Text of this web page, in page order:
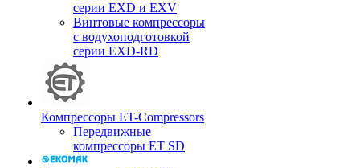
серии EXD и EXV
Винтовые компрессоры
с водухоподготовкой
серии EXD-RD
Компрессоры ET-Compressors
Передвижные
компрессоры ET SD